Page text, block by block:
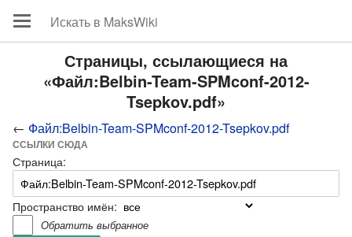
Страницы, ссылающиеся на
«Файл:Belbin-Team-SPMconf-2012-
Tsepkov.pdf»
← Файл:Belbin-Team-SPMconf-2012-Tsepkov.pdf
ССЫЛКИ СЮДА
Страница:
Пространство имён:
Обратить выбранное